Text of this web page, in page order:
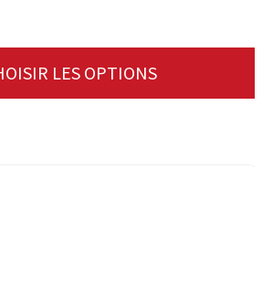
LES OPTIONS